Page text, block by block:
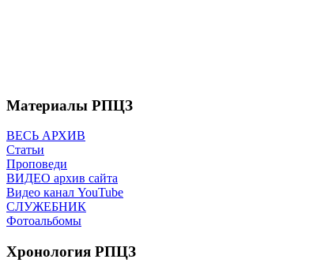
Материалы РПЦЗ
ВЕСЬ АРХИВ
Статьи
Проповеди
ВИДЕО архив сайта
Видео канал YouTube
СЛУЖЕБНИК
Фотоальбомы
Хронология РПЦЗ